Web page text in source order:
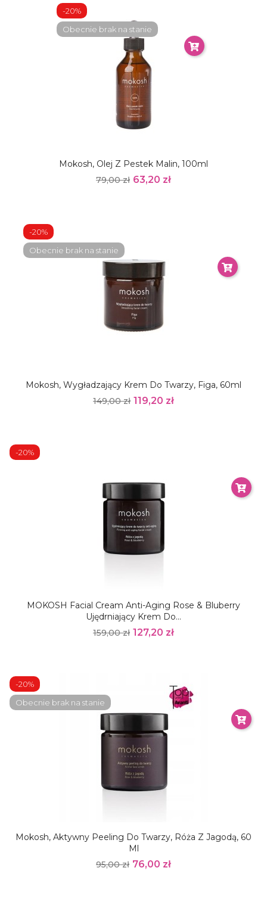
Mokosh, Olej Z Pestek Malin, 100ml
79,00 zł 63,20 zł
-20%
Obecnie brak na stanie
Mokosh, Wygładzający Krem Do Twarzy, Figa, 60ml
149,00 zł 119,20 zł
-20%
Obecnie brak na stanie
MOKOSH Facial Cream Anti-Aging Rose & Bluberry
Ujędrniający Krem Do...
159,00 zł 127,20 zł
-20%
Mokosh, Aktywny Peeling Do Twarzy, Róża Z Jagodą, 60
Ml
95,00 zł 76,00 zł
-20%
Obecnie brak na stanie